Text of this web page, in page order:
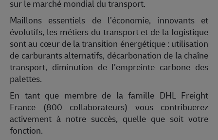
sur le marché mondial du transport.
Maillons essentiels de l’économie, innovants et
évolutifs, les métiers du transport et de la logistique
sont au cœur de la transition énergétique : utilisation
de carburants alternatifs, décarbonation de la chaîne
transport, diminution de l’empreinte carbone des
palettes.
En tant que membre de la famille DHL Freight
France (800 collaborateurs) vous contribuerez
activement à notre succès, quelle que soit votre
fonction.